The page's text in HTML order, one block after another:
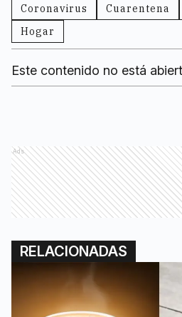
Coronavirus Cuarentena
Hogar
Este contenido no está
Ads
RELACIONADAS